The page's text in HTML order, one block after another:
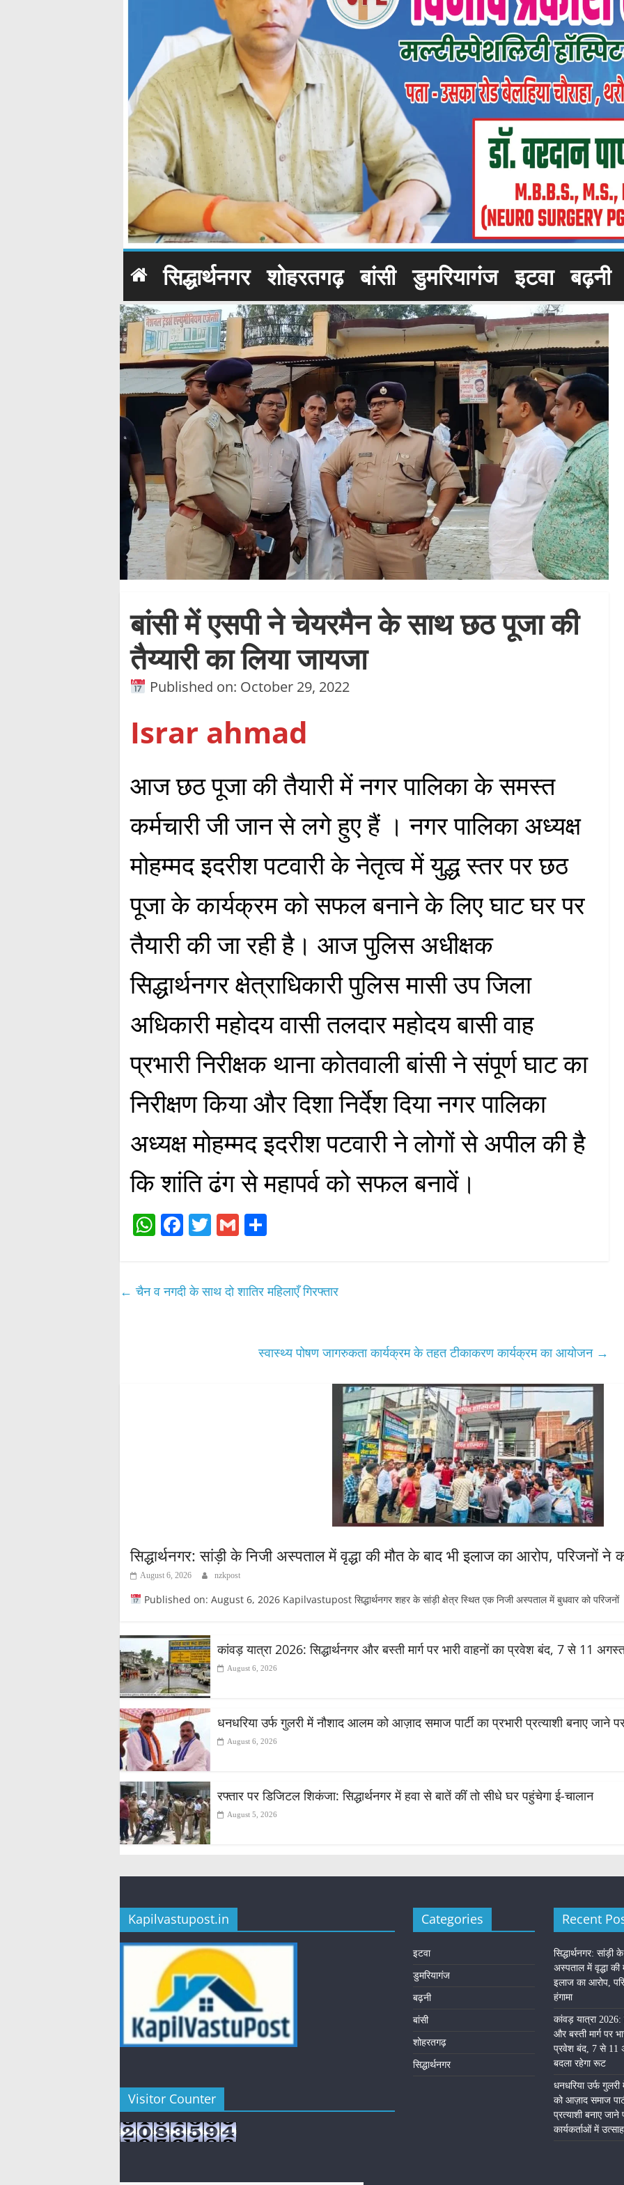
सिद्धार्थनगर शोहरतगढ़ बांसी डुमरियागंज इटवा बढ़नी
बांसी में एसपी ने चेयरमैन के साथ छठ पूजा की
तैय्यारी का लिया जायजा
Published on: October 29, 2022
Israr ahmad
आज छठ पूजा की तैयारी में नगर पालिका के समस्त
कर्मचारी जी जान से लगे हुए हैं । नगर पालिका अध्यक्ष
मोहम्मद इदरीश पटवारी के नेतृत्व में युद्ध स्तर पर छठ
पूजा के कार्यक्रम को सफल बनाने के लिए घाट घर पर
तैयारी की जा रही है। आज पुलिस अधीक्षक
सिद्धार्थनगर क्षेत्राधिकारी पुलिस मासी उप जिला
अधिकारी महोदय वासी तलदार महोदय बासी वाह
प्रभारी निरीक्षक थाना कोतवाली बांसी ने संपूर्ण घाट का
निरीक्षण किया और दिशा निर्देश दिया नगर पालिका
अध्यक्ष मोहम्मद इदरीश पटवारी ने लोगों से अपील की है
कि शांति ढंग से महापर्व को सफल बनावें।
W
A
Fa
ok
T
r
G
← चैन व नगदी के साथ दो शातिर महिलाएँ गिरफ्तार
स्वास्थ्य पोषण जागरुकता कार्यक्रम के तहत टीकाकरण कार्यक्रम का आयोजन →
सिद्धार्थनगर: सांड़ी के निजी अस्पताल में वृद्धा की मौत के बाद भी इलाज का आरोप, परिजनों ने
August 6, 2026 nzkpost
Published on: August 6, 2026 Kapilvastupost सिद्धार्थनगर शहर के सांड़ी क्षेत्र स्थित एक निजी अस्पताल में बुधवार को परिजनों
कांवड़ यात्रा 2026: सिद्धार्थनगर और बस्ती मार्ग पर भारी वाहनों का प्रवेश बंद, 7 से 11
August 6, 2026
धनधरिया उर्फ गुलरी में नौशाद आलम को आज़ाद समाज पार्टी का प्रभारी प्रत्याशी बनाए जाने
August 6, 2026
रफ्तार पर डिजिटल शिकंजा: सिद्धार्थनगर में हवा से बातें कीं तो सीधे घर पहुंचेगा ई-चालान
August 5, 2026
Kapilvastupost.in
Visitor Counter
Categories
इटवा
डुमरियागंज
बढ़नी
बांसी
शोहरतगढ़
सिद्धार्थनगर
Recent
सिद्धार्थनगर: सांड़ी
अस्पताल में वृद्धा की
इलाज का आरोप,
हंगामा
कांवड़ यात्रा 2026:
और बस्ती मार्ग पर
प्रवेश बंद, 7 से 11
बदला रहेगा रूट
धनधरिया उर्फ
को आज़ाद समाज
प्रत्याशी बनाए जाने
कार्यकर्ताओं में उत्साह